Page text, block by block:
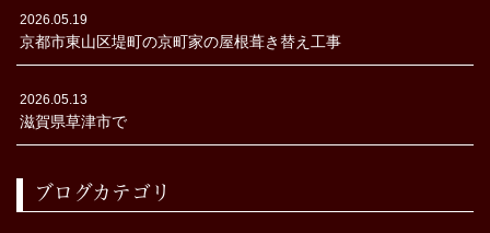
2026.05.19
京都市東山区堤町の京町家の屋根葺き替え工事
2026.05.13
滋賀県草津市で
ブログカテゴリ